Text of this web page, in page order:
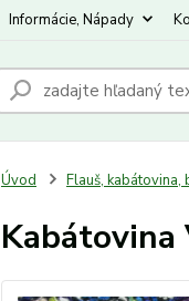
Informácie, Nápady
Úvod Flauš, kabátovina,